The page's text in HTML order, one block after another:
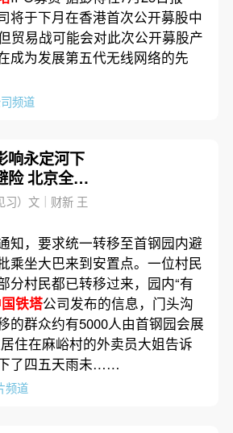
将于下月在香港首次公开募股中
贸易战可能会对此次公开募股产
成为发展第五代无线网络的先
频道
响永定河下
险 北京全市
习）文｜财新 王
知，要求统一转移至首钢园内避
乘坐大巴来到安置点。一位村民
分村民都已转移过来，园内“有
铁塔公司发布的信息，门头沟
的群众约有5000人由首钢园会展
住在麻峪村的外卖员大姐告诉
了四五天雨未……
频道